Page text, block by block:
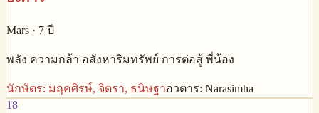
Mars · 7 ปี
พลัง ความกล้า อสังหาริมทรัพย์ การต่อสู้ พี่น้อง
นักษัตร: มฤคศิรษ์, จิตรา, ธนิษฐาอวตาร: Narasimha
18